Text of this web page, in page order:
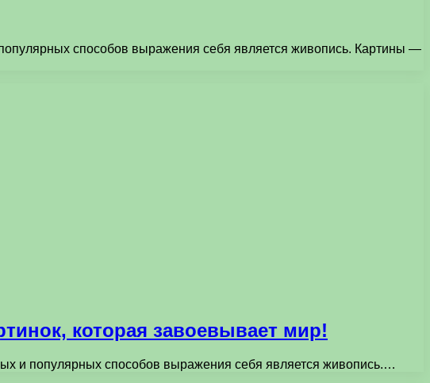
способов выражения себя является живопись. Картины —
которая завоевывает мир!
и популярных способов выражения себя является живопись.…